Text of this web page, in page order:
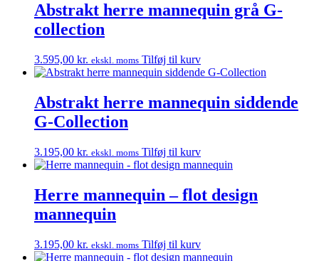
Abstrakt herre mannequin grå G-
collection
3.595,00 kr. ekskl. moms Tilføj til kurv
Abstrakt herre mannequin siddende
G-Collection
3.195,00 kr. ekskl. moms Tilføj til kurv
Herre mannequin – flot design
mannequin
3.195,00 kr. ekskl. moms Tilføj til kurv